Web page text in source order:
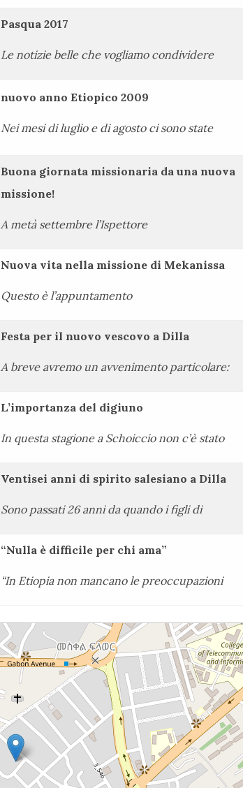
Pasqua 2017
Le notizie belle che vogliamo condividere
nuovo anno Etiopico 2009
Nei mesi di luglio e di agosto ci sono state
Buona giornata missionaria da una nuova
missione!
A metà settembre l’Ispettore
Nuova vita nella missione di Mekanissa
Questo è l’appuntamento
Festa per il nuovo vescovo a Dilla
A breve avremo un avvenimento particolare:
L’importanza del digiuno
In questa stagione a Schoiccio non c’è stato
Ventisei anni di spirito salesiano a Dilla
Sono passati 26 anni da quando i figli di
“Nulla è difficile per chi ama”
“In Etiopia non mancano le preoccupazioni